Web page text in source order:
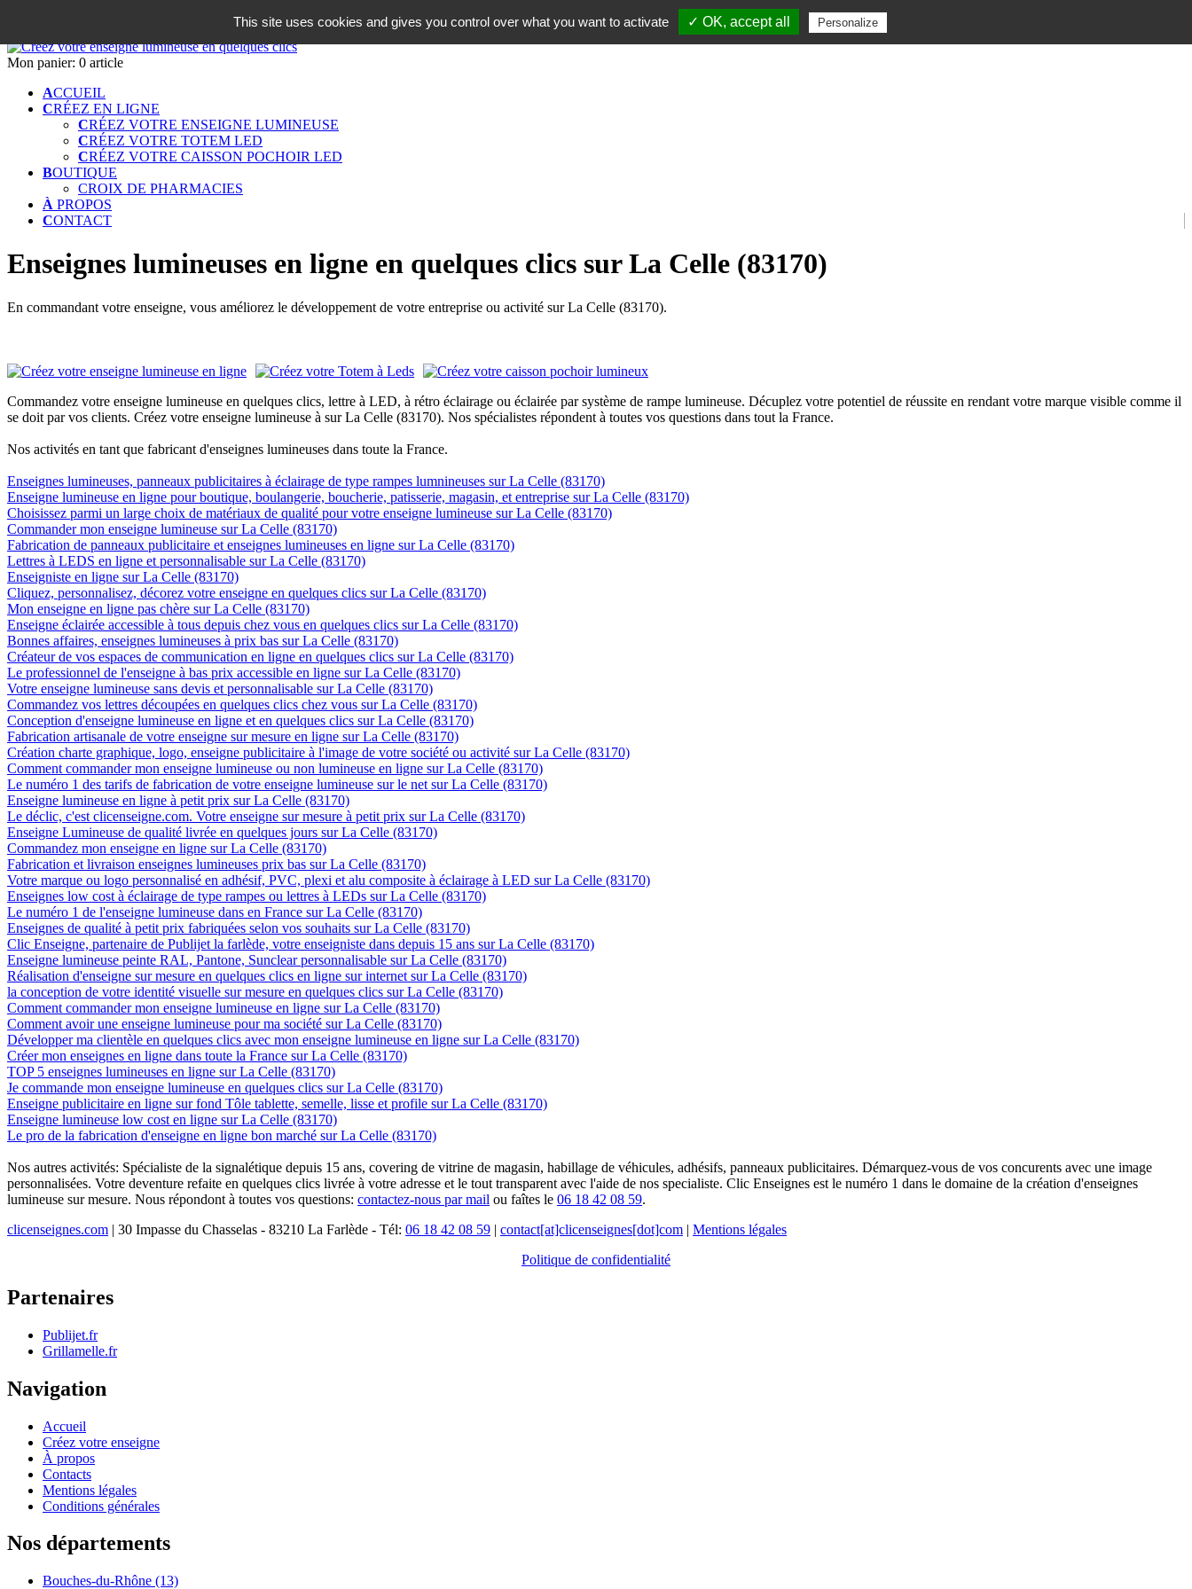
Mon panier: 0 article
ACCUEIL
CRÉEZ EN LIGNE
CRÉEZ VOTRE ENSEIGNE LUMINEUSE
CRÉEZ VOTRE TOTEM LED
CRÉEZ VOTRE CAISSON POCHOIR LED
BOUTIQUE
CROIX DE PHARMACIES
À PROPOS
CONTACT
Enseignes lumineuses en ligne en quelques clics sur La Celle (83170)
En commandant votre enseigne, vous améliorez le développement de votre entreprise ou activité sur La Celle (83170).
Commandez votre enseigne lumineuse en quelques clics, lettre à LED, à rétro éclairage ou éclairée par système de rampe lumineuse. Décuplez votre potentiel de réussite en rendant votre marque visible comme il
se doit par vos clients. Créez votre enseigne lumineuse à sur La Celle (83170). Nos spécialistes répondent à toutes vos questions dans tout la France.
Nos activités en tant que fabricant d'enseignes lumineuses dans toute la France.
Enseignes lumineuses, panneaux publicitaires à éclairage de type rampes lumnineuses sur La Celle (83170)
Enseigne lumineuse en ligne pour boutique, boulangerie, boucherie, patisserie, magasin, et entreprise sur La Celle (83170)
Choisissez parmi un large choix de matériaux de qualité pour votre enseigne lumineuse sur La Celle (83170)
Commander mon enseigne lumineuse sur La Celle (83170)
Fabrication de panneaux publicitaire et enseignes lumineuses en ligne sur La Celle (83170)
Lettres à LEDS en ligne et personnalisable sur La Celle (83170)
Enseigniste en ligne sur La Celle (83170)
Cliquez, personnalisez, décorez votre enseigne en quelques clics sur La Celle (83170)
Mon enseigne en ligne pas chère sur La Celle (83170)
Enseigne éclairée accessible à tous depuis chez vous en quelques clics sur La Celle (83170)
Bonnes affaires, enseignes lumineuses à prix bas sur La Celle (83170)
Créateur de vos espaces de communication en ligne en quelques clics sur La Celle (83170)
Le professionnel de l'enseigne à bas prix accessible en ligne sur La Celle (83170)
Votre enseigne lumineuse sans devis et personnalisable sur La Celle (83170)
Commandez vos lettres découpées en quelques clics chez vous sur La Celle (83170)
Conception d'enseigne lumineuse en ligne et en quelques clics sur La Celle (83170)
Fabrication artisanale de votre enseigne sur mesure en ligne sur La Celle (83170)
Création charte graphique, logo, enseigne publicitaire à l'image de votre société ou activité sur La Celle (83170)
Comment commander mon enseigne lumineuse ou non lumineuse en ligne sur La Celle (83170)
Le numéro 1 des tarifs de fabrication de votre enseigne lumineuse sur le net sur La Celle (83170)
Enseigne lumineuse en ligne à petit prix sur La Celle (83170)
Le déclic, c'est clicenseigne.com. Votre enseigne sur mesure à petit prix sur La Celle (83170)
Enseigne Lumineuse de qualité livrée en quelques jours sur La Celle (83170)
Commandez mon enseigne en ligne sur La Celle (83170)
Fabrication et livraison enseignes lumineuses prix bas sur La Celle (83170)
Votre marque ou logo personnalisé en adhésif, PVC, plexi et alu composite à éclairage à LED sur La Celle (83170)
Enseignes low cost à éclairage de type rampes ou lettres à LEDs sur La Celle (83170)
Le numéro 1 de l'enseigne lumineuse dans en France sur La Celle (83170)
Enseignes de qualité à petit prix fabriquées selon vos souhaits sur La Celle (83170)
Clic Enseigne, partenaire de Publijet la farlède, votre enseigniste dans depuis 15 ans sur La Celle (83170)
Enseigne lumineuse peinte RAL, Pantone, Sunclear personnalisable sur La Celle (83170)
Réalisation d'enseigne sur mesure en quelques clics en ligne sur internet sur La Celle (83170)
la conception de votre identité visuelle sur mesure en quelques clics sur La Celle (83170)
Comment commander mon enseigne lumineuse en ligne sur La Celle (83170)
Comment avoir une enseigne lumineuse pour ma société sur La Celle (83170)
Développer ma clientèle en quelques clics avec mon enseigne lumineuse en ligne sur La Celle (83170)
Créer mon enseignes en ligne dans toute la France sur La Celle (83170)
TOP 5 enseignes lumineuses en ligne sur La Celle (83170)
Je commande mon enseigne lumineuse en quelques clics sur La Celle (83170)
Enseigne publicitaire en ligne sur fond Tôle tablette, semelle, lisse et profile sur La Celle (83170)
Enseigne lumineuse low cost en ligne sur La Celle (83170)
Le pro de la fabrication d'enseigne en ligne bon marché sur La Celle (83170)
Nos autres activités: Spécialiste de la signalétique depuis 15 ans, covering de vitrine de magasin, habillage de véhicules, adhésifs, panneaux publicitaires. Démarquez-vous de vos concurents avec une image
personnalisées. Votre deventure refaite en quelques clics livrée à votre adresse et le tout transparent avec l'aide de nos specialiste. Clic Enseignes est le numéro 1 dans le domaine de la création d'enseignes
lumineuse sur mesure. Nous répondont à toutes vos questions: contactez-nous par mail ou faîtes le 06 18 42 08 59.
clicenseignes.com | 30 Impasse du Chasselas - 83210 La Farlède - Tél: 06 18 42 08 59 | contact[at]clicenseignes[dot]com | Mentions légales
Politique de confidentialité
Partenaires
Publijet.fr
Grillamelle.fr
Navigation
Accueil
Créez votre enseigne
À propos
Contacts
Mentions légales
Conditions générales
Nos départements
Bouches-du-Rhône (13)
This site uses cookies and gives you control over what you want to activate ✓ OK, accept all Personalize